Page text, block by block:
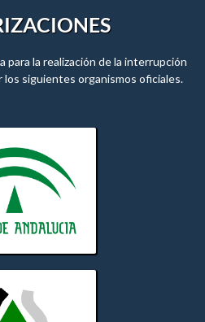
para la realización de la interrupción
los siguientes organismos oficiales.